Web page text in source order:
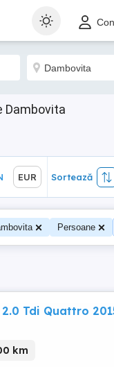
Dambovita
Sortează
EUR Sortează
Persoane
Tdi Quattro
km